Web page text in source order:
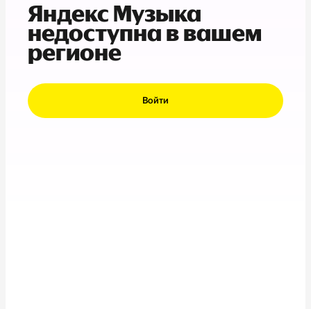
Яндекс Музыка
недоступна в вашем
регионе
Войти